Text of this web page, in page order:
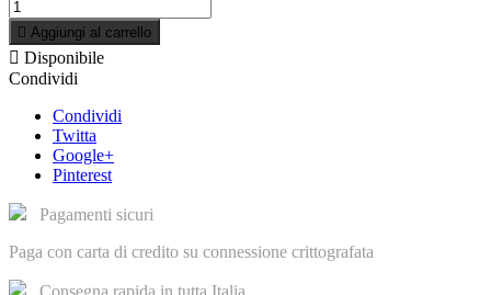
 Aggiungi al carrello
 Disponibile
Condividi
Condividi
Twitta
Google+
Pinterest
Pagamenti sicuri
Paga con carta di credito su connessione crittografata